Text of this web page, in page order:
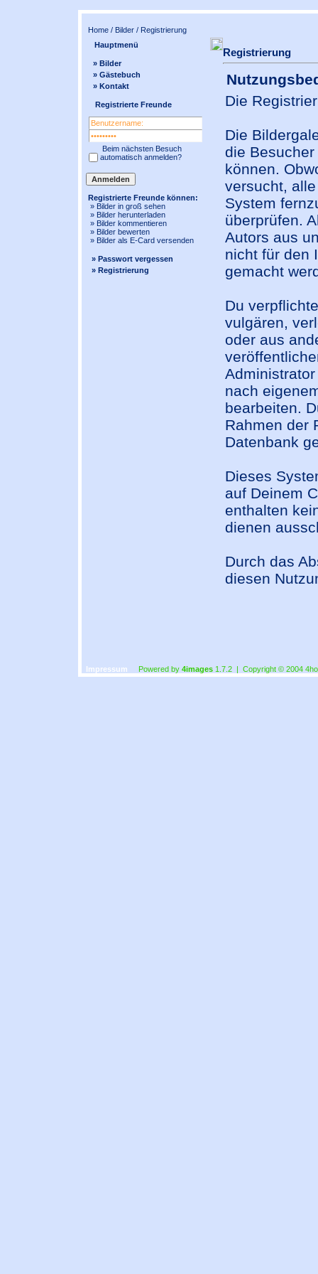
Home / Bilder / Registrierung
Hauptmenü
» Bilder
» Gästebuch
» Kontakt
Registrierte Freunde
Beim nächsten Besuch
automatisch anmelden?
Registrierte Freunde können:
» Bilder in groß sehen
» Bilder herunterladen
» Bilder kommentieren
» Bilder bewerten
» Bilder als E-Card versenden
» Passwort vergessen
» Registrierung
Registrierung
Die
Die
die
können.
versucht,
System
überprüfen.
Autors aus
nicht für den
gemacht
Du
vulgären,
oder aus
nach
bearbeiten.
Rahmen der
Datenbank
Dieses
auf Deinem
enthalten
dienen
Durch das
diesen
Impressum Powered by 4images 1.7.2 | Copyright © 2004